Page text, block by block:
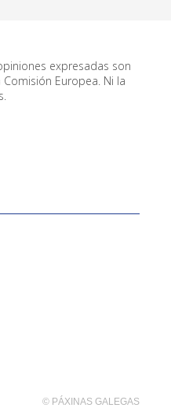
expresadas son
Europea. Ni la
© PÁXINAS GALEGAS